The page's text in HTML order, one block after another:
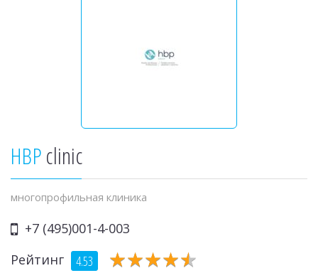
HBPclinic
многопрофильная клиника
+7 (495)001-4-003
Рейтинг
4.53 ★★★★★
★★★★★